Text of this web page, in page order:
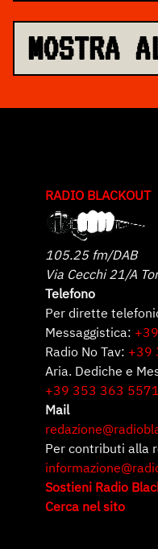
MOSTRA
RADIO BLACKOUT
105.25 fm/DAB
Via Cecchi 21/A
Telefono
Per dirette
Messaggistica:
Radio No Tav: +39
Aria. Dediche e
+39 353 363 5571
Mail
Per contributi alla
Sostieni Radio
Cerca nel sito